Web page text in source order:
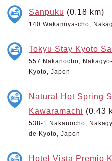
Sanpuku (0.18 km)
140 Wakamiya-cho,
Tokyu Stay Kyoto
557 Nakanocho,
Kyoto, Japon
Natural Hot Spring
Kawaramachi (0.43
538-1 Nakanocho,
de Kyoto, Japon
Hotel Vista Premio